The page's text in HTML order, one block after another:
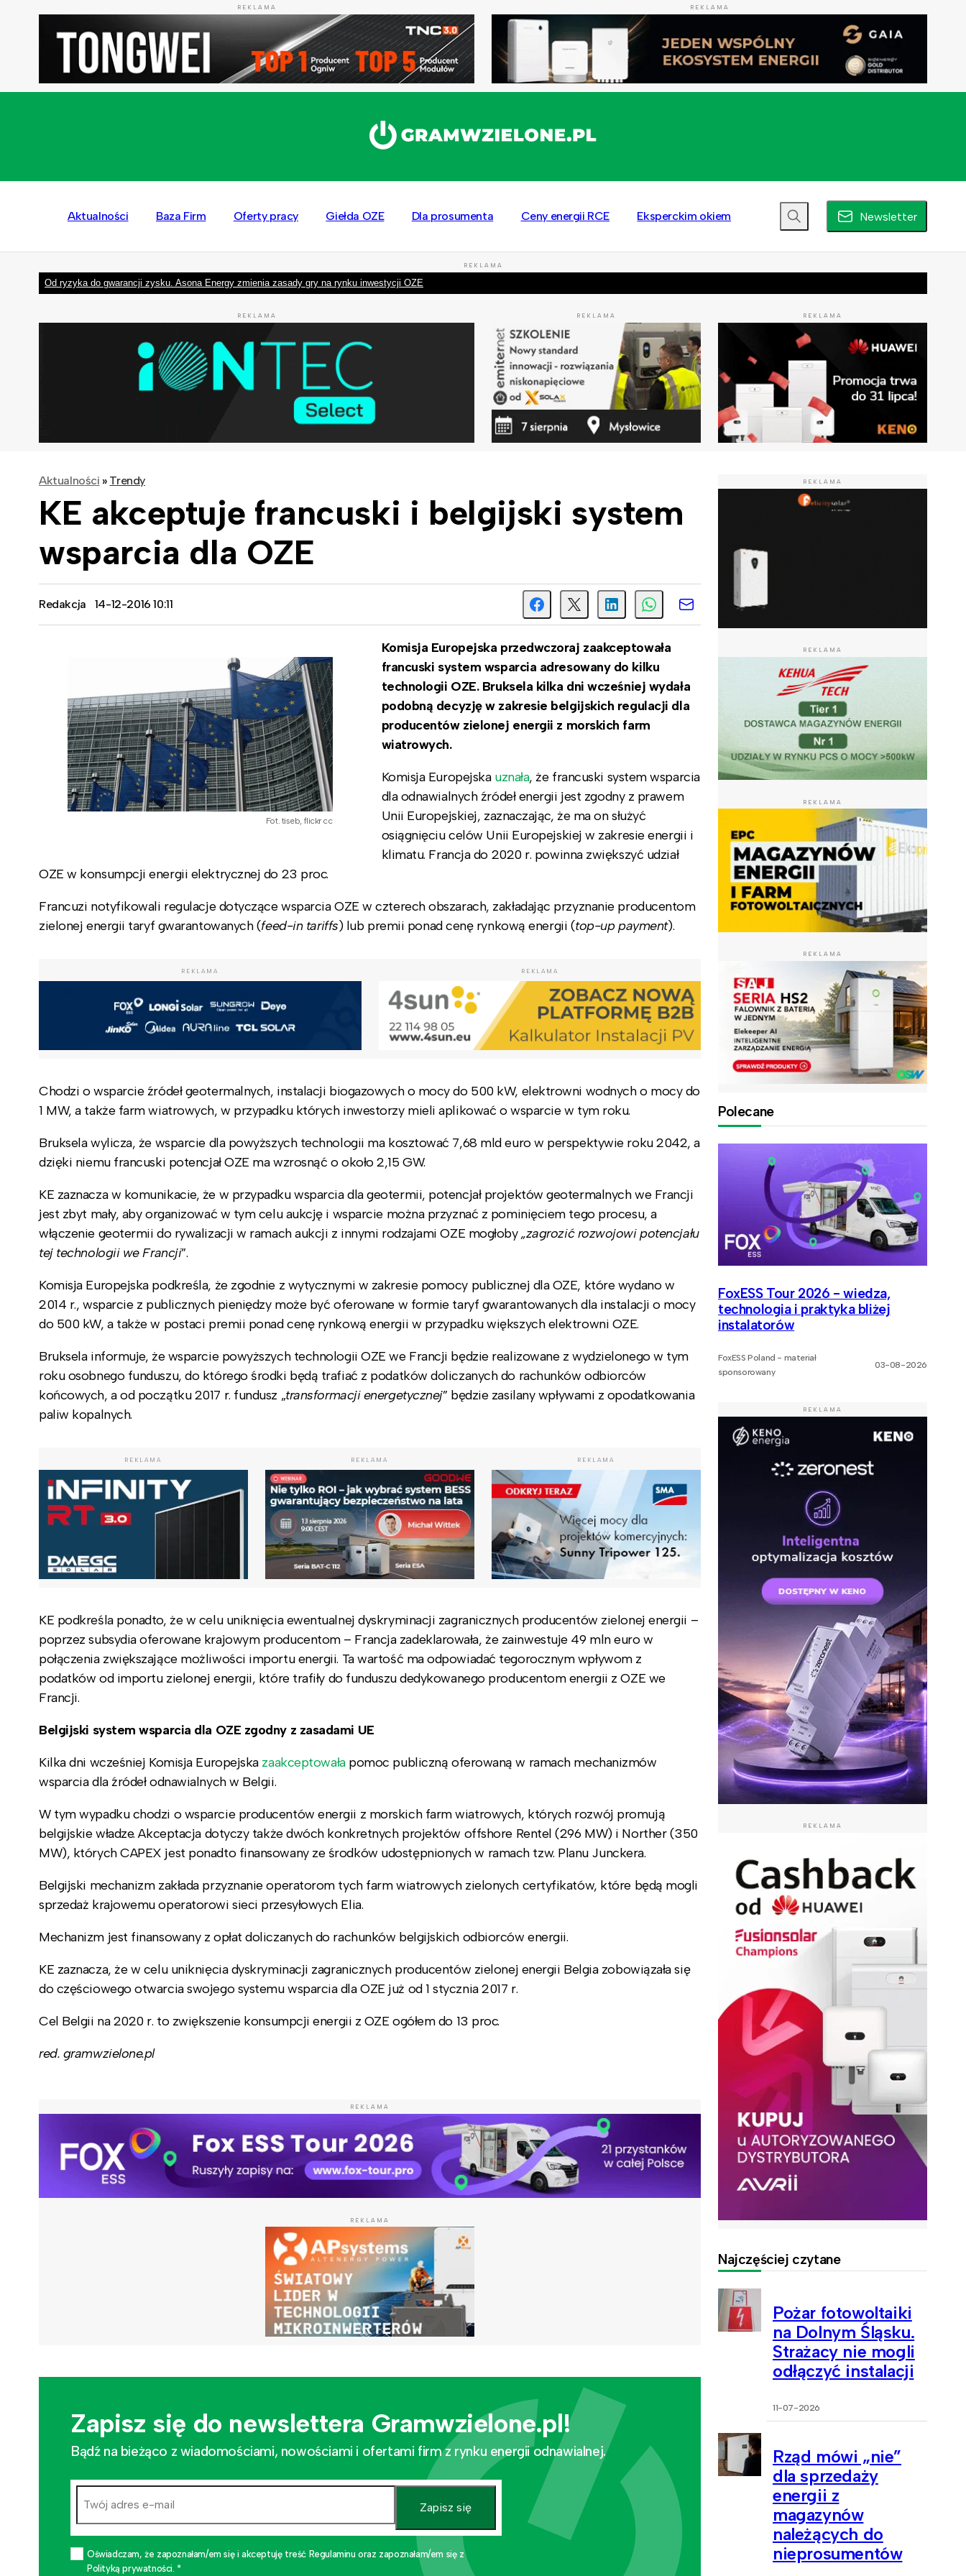
REKLAMA REKLAMA
Aktualności Baza Firm Oferty pracy Giełda OZE Dla prosumenta Ceny energii RCE Eksperckim okiem Newsletter
REKLAMA
Od ryzyka do gwarancji zysku. Asona Energy zmienia zasady gry na rynku inwestycji OZE
REKLAMA REKLAMA REKLAMA
Aktualności » Trendy
KE akceptuje francuski i belgijski system
wsparcia dla OZE
Redakcja 14-12-2016 10:11
Fot. tiseb, flickr cc
Komisja Europejska przedwczoraj zaakceptowała
francuski system wsparcia adresowany do kilku
technologii OZE. Bruksela kilka dni wcześniej wydała
podobną decyzję w zakresie belgijskich regulacji dla
producentów zielonej energii z morskich farm
wiatrowych.
Komisja Europejska uznała, że francuski system wsparcia
dla odnawialnych źródeł energii jest zgodny z prawem
Unii Europejskiej, zaznaczając, że ma on służyć
osiągnięciu celów Unii Europejskiej w zakresie energii i
klimatu. Francja do 2020 r. powinna zwiększyć udział
OZE w konsumpcji energii elektrycznej do 23 proc.
Francuzi notyfikowali regulacje dotyczące wsparcia OZE w czterech obszarach, zakładając przyznanie producentom
zielonej energii taryf gwarantowanych (feed-in tariffs) lub premii ponad cenę rynkową energii (top-up payment).
REKLAMA REKLAMA
Chodzi o wsparcie źródeł geotermalnych, instalacji biogazowych o mocy do 500 kW, elektrowni wodnych o mocy do
1 MW, a także farm wiatrowych, w przypadku których inwestorzy mieli aplikować o wsparcie w tym roku.
Bruksela wylicza, że wsparcie dla powyższych technologii ma kosztować 7,68 mld euro w perspektywie roku 2042, a
dzięki niemu francuski potencjał OZE ma wzrosnąć o około 2,15 GW.
KE zaznacza w komunikacie, że w przypadku wsparcia dla geotermii, potencjał projektów geotermalnych we Francji
jest zbyt mały, aby organizować w tym celu aukcję i wsparcie można przyznać z pominięciem tego procesu, a
włączenie geotermii do rywalizacji w ramach aukcji z innymi rodzajami OZE mogłoby„zagrozić rozwojowi potencjału
tej technologii we Francji”.
Komisja Europejska podkreśla, że zgodnie z wytycznymi w zakresie pomocy publicznej dla OZE, które wydano w
2014 r., wsparcie z publicznych pieniędzy może być oferowane w formie taryf gwarantowanych dla instalacji o mocy
do 500 kW, a także w postaci premii ponad cenę rynkową energii w przypadku większych elektrowni OZE.
Bruksela informuje, że wsparcie powyższych technologii OZE we Francji będzie realizowane z wydzielonego w tym
roku osobnego funduszu, do którego środki będą trafiać z podatków doliczanych do rachunków odbiorców
końcowych, a od początku 2017 r. fundusz „transformacji energetycznej” będzie zasilany wpływami z opodatkowania
paliw kopalnych.
REKLAMA REKLAMA REKLAMA
KE podkreśla ponadto, że w celu uniknięcia ewentualnej dyskryminacji zagranicznych producentów zielonej energii –
poprzez subsydia oferowane krajowym producentom – Francja zadeklarowała, że zainwestuje 49 mln euro w
połączenia zwiększające możliwości importu energii. Ta wartość ma odpowiadać tegorocznym wpływom z
podatków od importu zielonej energii, które trafiły do funduszu dedykowanego producentom energii z OZE we
Francji.
Belgijski system wsparcia dla OZE zgodny z zasadami UE
Kilka dni wcześniej Komisja Europejska zaakceptowała pomoc publiczną oferowaną w ramach mechanizmów
wsparcia dla źródeł odnawialnych w Belgii.
W tym wypadku chodzi o wsparcie producentów energii z morskich farm wiatrowych, których rozwój promują
belgijskie władze. Akceptacja dotyczy także dwóch konkretnych projektów offshore Rentel (296 MW) i Norther (350
MW), których CAPEX jest ponadto finansowany ze środków udostępnionych w ramach tzw. Planu Junckera.
Belgijski mechanizm zakłada przyznanie operatorom tych farm wiatrowych zielonych certyfikatów, które będą mogli
sprzedaż krajowemu operatorowi sieci przesyłowych Elia.
Mechanizm jest finansowany z opłat doliczanych do rachunków belgijskich odbiorców energii.
KE zaznacza, że w celu uniknięcia dyskryminacji zagranicznych producentów zielonej energii Belgia zobowiązała się
do częściowego otwarcia swojego systemu wsparcia dla OZE już od 1 stycznia 2017 r.
Cel Belgii na 2020 r. to zwiększenie konsumpcji energii z OZE ogółem do 13 proc.
red. gramwzielone.pl
REKLAMA
REKLAMA
Zapisz się do newslettera Gramwzielone.pl!
Bądź na bieżąco z wiadomościami, nowościami i ofertami firm z rynku energii odnawialnej.
Zapisz się
Oświadczam, że zapoznałam/em się i akceptuję treść Regulaminu oraz zapoznałam/em się z
Polityką prywatności. *
REKLAMA
REKLAMA
REKLAMA
REKLAMA
Polecane
FoxESS Tour 2026 - wiedza,
technologia i praktyka bliżej
instalatorów
FoxESS Poland - materiał
sponsorowany
03-08-2026
REKLAMA
REKLAMA
Najczęściej czytane
Pożar fotowoltaiki
na Dolnym Śląsku.
Strażacy nie mogli
odłączyć instalacji
11-07-2026
Rząd mówi „nie”
dla sprzedaży
energii z
magazynów
należących do
nieprosumentów